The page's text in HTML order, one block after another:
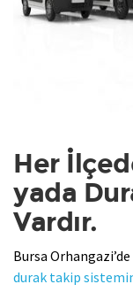
Her
yada
Vardır.
Bursa
durak takip